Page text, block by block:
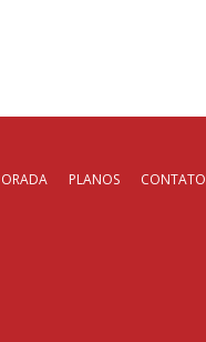
PLANOS CONTATO